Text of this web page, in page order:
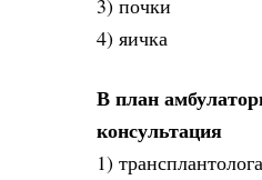
3) почки
4) яичка
В план
консультация
1)